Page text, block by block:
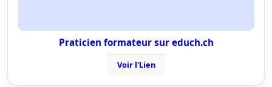
Praticien formateur sur educh.ch
Voir l'Lien